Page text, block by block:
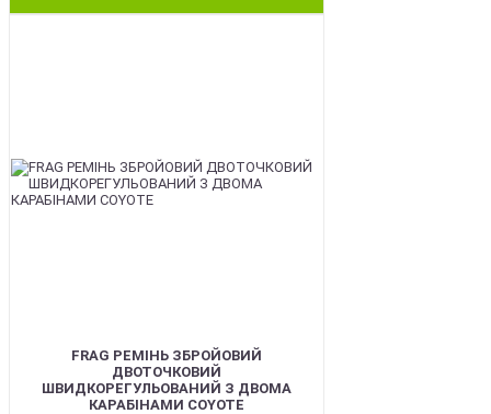
FRAG РЕМІНЬ ЗБРОЙОВИЙ
ДВОТОЧКОВИЙ
ШВИДКОРЕГУЛЬОВАНИЙ З ДВОМА
КАРАБІНАМИ COYOTE